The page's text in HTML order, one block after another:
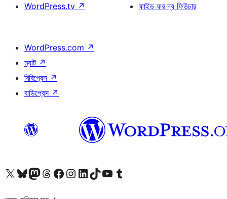
WordPress.tv ↗
ফাইভ ফর দ্য ফিউচার
WordPress.com ↗
ম্যাট ↗
বিবিপ্রেস ↗
বাডিপ্রেস ↗
আমাদের X (আগের টুইটার) অ্যাকাউন্টে যানআমাদের Bluesky অ্যাকাউন্টটি দেখুনআমাদের মাস্টোডন অ্যাকাউন্টটি দেখুনআমাদের থ্রেডস অ্যাকাউন্টটি দেখুনআমাদের ফেসবুক পেজ দেখুনআমাদের ইন্সটাগ্রাম অ্যাকাউন্ট দেখুনআমাদের লিঙ্কডইন অ্যাকাউন্টে যানআমাদের TikTok অ্যাকাউন্টটি দেখুনআমাদের ইউটিউব চ্যানেলে যান আমাদের টাম্বলার অ্যাকাউন্ট দেখুন